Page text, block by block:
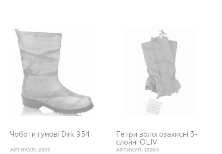
Чоботи гумові Dirk 954
АРТИКУЛ: 2353
Гетри вологозахисні 3-
слойні OLIV
АРТИКУЛ: 13264